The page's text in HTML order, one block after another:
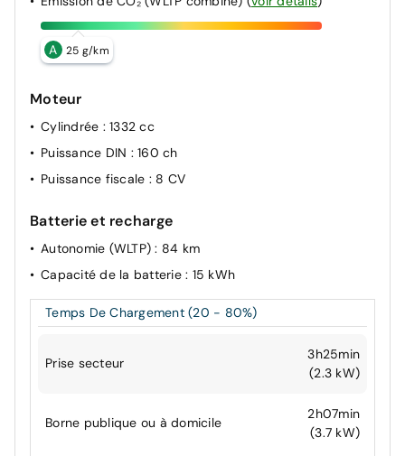
A 25 g/km
Moteur
Cylindrée : 1332 cc
Puissance DIN : 160 ch
Puissance fiscale : 8 CV
Batterie et recharge
Autonomie (WLTP): 84 km
Capacité de la batterie : 15 kWh
Temps De Chargement (20 - 80%)
Prise secteur
3h25min
(2.3 kW)
Borne publique ou à domicile
2h07min
(3.7 kW)